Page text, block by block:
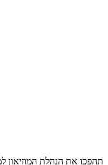
הנהלת המוזיאון